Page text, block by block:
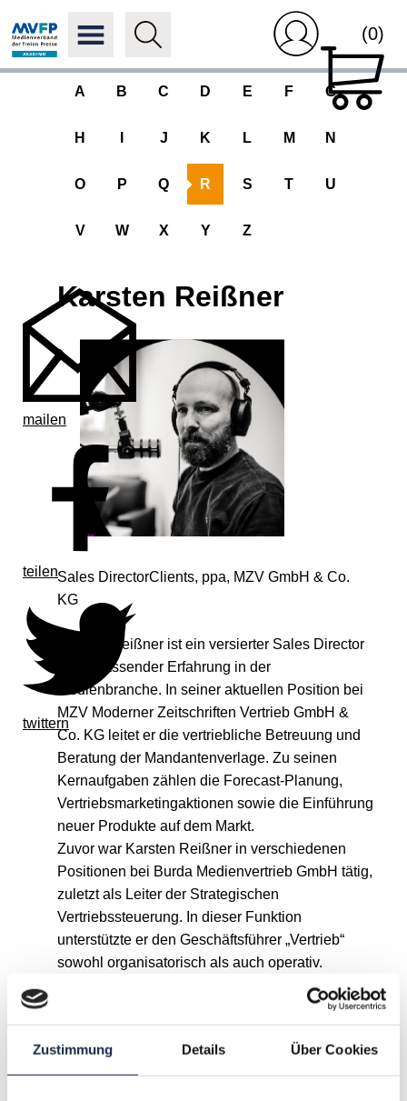
Zustimmung Details Über Cookies
(0)
A B C D E F G
H J K L M N
O P Q R S T U
V W X Y Z
mailen
teilen
twittern
Karsten Reißner
Sales DirectorClients, ppa, MZV GmbH & Co.
KG
Karsten Reißner ist ein versierter Sales Director
mit umfassender Erfahrung in der
Medienbranche. In seiner aktuellen Position bei
MZV Moderner Zeitschriften Vertrieb GmbH &
Co. KG leitet er die vertriebliche Betreuung und
Beratung der Mandantenverlage. Zu seinen
Kernaufgaben zählen die Forecast-Planung,
Vertriebsmarketingaktionen sowie die Einführung
neuer Produkte auf dem Markt.
Zuvor war Karsten Reißner in verschiedenen
Positionen bei Burda Medienvertrieb GmbH tätig,
zuletzt als Leiter der Strategischen
Vertriebssteuerung. In dieser Funktion
unterstützte er den Geschäftsführer „Vertrieb“
sowohl organisatorisch als auch operativ.
Karsten Reißner besitzt einen Abschluss als
Diplom-Kaufmann (FH) im Internationalen
Studiengang Management im Handel von der
Hochschule Bremen.